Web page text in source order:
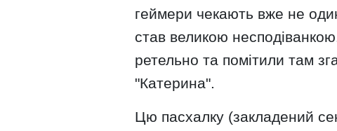
геймери чекають вже не
став великою
ретельно та помітили там
"Катерина".
Цю пасхалку (закладений